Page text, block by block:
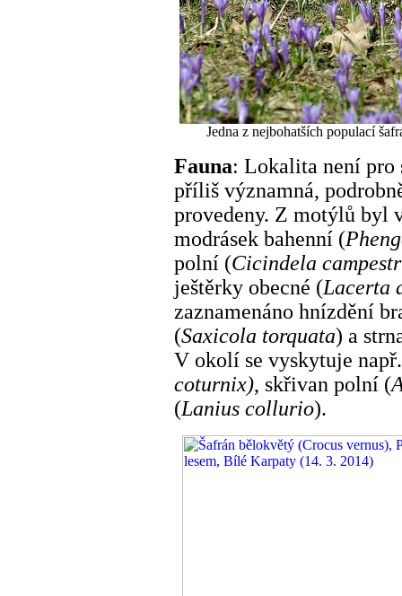
Jedna z nejbohatších populací
Fauna: Lokalita není
příliš významná,
provedeny. Z motýlů byl
modrásek bahenní (
polní (Cicindela
ještěrky obecné (Lacerta
zaznamenáno hnízdění
(Saxicola torquata) a
V okolí se vyskytuje
coturnix), skřivan polní (
(Lanius collurio).